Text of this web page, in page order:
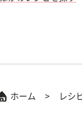
ホーム レシ